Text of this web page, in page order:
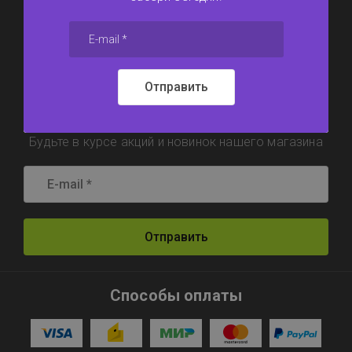
6117311@mail.ru
Подпишитесь !
Будьте в курсе акций и новинок нашего магазина
Отправить
Способы оплаты
Отправить